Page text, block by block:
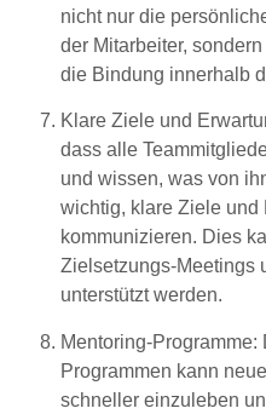
nicht nur die
der Mitarbeiter,
die Bindung innerhalb
Klare Ziele und
dass alle
und wissen, was von
wichtig, klare Ziele und
kommunizieren. Dies
Zielsetzungs-Meetings
unterstützt werden.
Mentoring-Programme:
Programmen kann
schneller einzuleben